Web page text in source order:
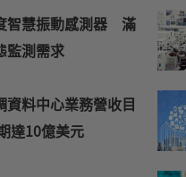
智慧振動感測器 滿
監測需求
資料中心業務營收目
達10億美元